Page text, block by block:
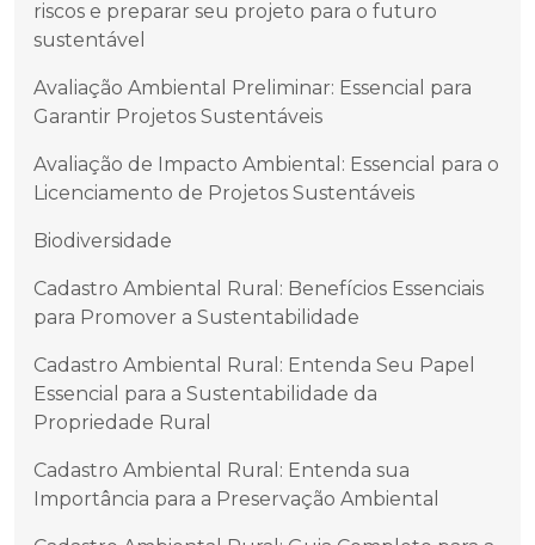
riscos e preparar seu projeto para o futuro
sustentável
Avaliação Ambiental Preliminar: Essencial para
Garantir Projetos Sustentáveis
Avaliação de Impacto Ambiental: Essencial para o
Licenciamento de Projetos Sustentáveis
Biodiversidade
Cadastro Ambiental Rural: Benefícios Essenciais
para Promover a Sustentabilidade
Cadastro Ambiental Rural: Entenda Seu Papel
Essencial para a Sustentabilidade da
Propriedade Rural
Cadastro Ambiental Rural: Entenda sua
Importância para a Preservação Ambiental